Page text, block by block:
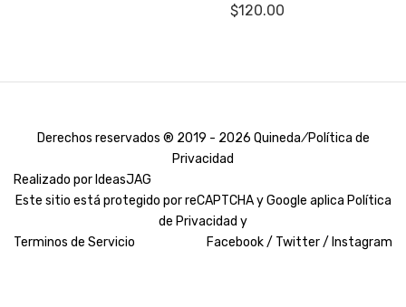
$120.00
Derechos reservados ® 2019 - 2026 Quineda ⁄Política de
Privacidad
Realizado por IdeasJAG
Este sitio está protegido por reCAPTCHA y Google aplica Política
de Privacidad y
Terminos de Servicio
Facebook / Twitter / Instagram